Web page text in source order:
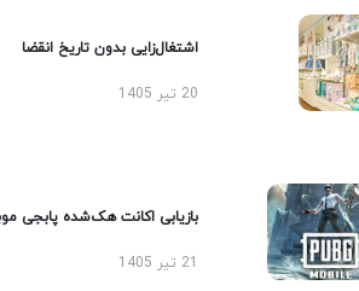
اشتغال‌زایی بدون تاریخ انقضا
20 تیر 1405
بازیابی اکانت هک‌شده پابجی